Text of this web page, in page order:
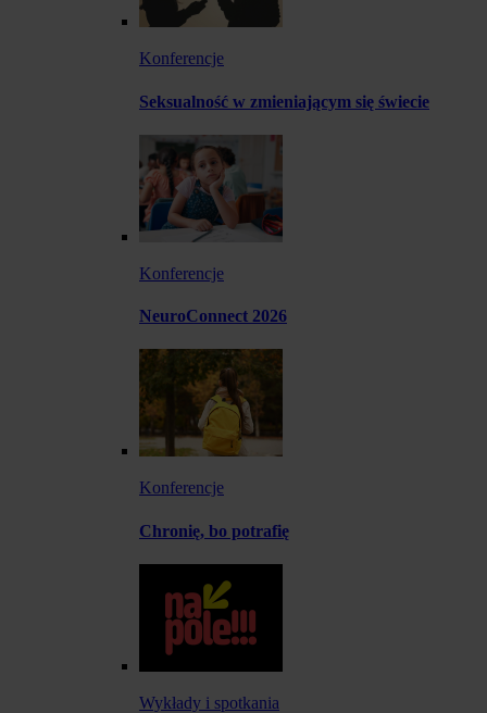
Konferencje
Seksualność w zmieniającym się świecie
Konferencje
NeuroConnect 2026
Konferencje
Chronię, bo potrafię
Wykłady i spotkania